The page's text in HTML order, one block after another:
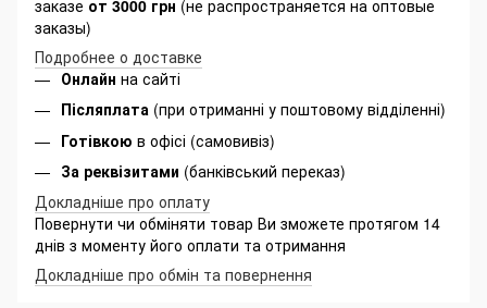
заказе от 3000 грн (не распространяется на оптовые
заказы)
Подробнее о доставке
Онлайн на сайті
Післяплата (при отриманні у поштовому відділенні)
Готівкою в офісі (самовивіз)
За реквізитами (банківський переказ)
Докладніше про оплату
Повернути чи обміняти товар Ви зможете протягом 14
днів з моменту його оплати та отримання
Докладніше про обмін та повернення